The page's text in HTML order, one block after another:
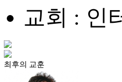
교회 : 인
최후의 교훈